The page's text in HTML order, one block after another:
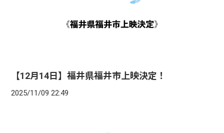
【12月14日】福井県福井市上映決定！
2025/11/09 22:49